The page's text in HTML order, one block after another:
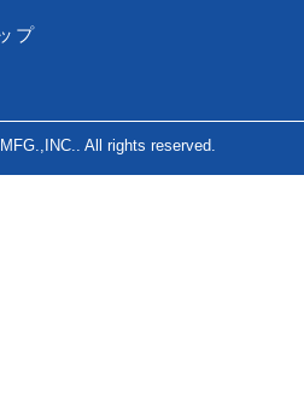
プ
All rights reserved.